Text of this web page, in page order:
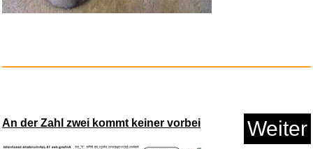
Eurovision Song Contest
Anzeige
An der Zahl zwei kommt keiner vorbei Weiter